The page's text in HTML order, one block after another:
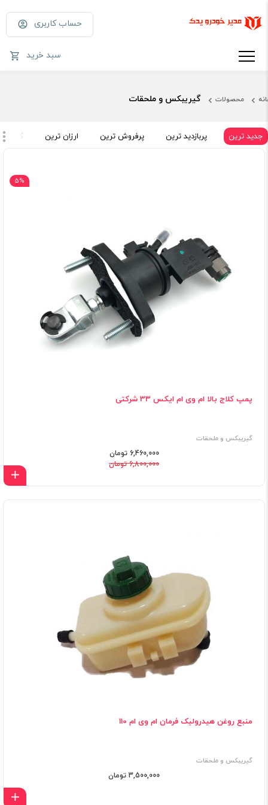
حساب کاربری
سبد خرید
محصولات گیریبکس و ملحقات
جدید ترین پربازدید ترین پرفروش ترین ارزان ترین گران
5%
پمپ کلاج بالا ام وی ام ایکس 33 شرکتی
گیریبکس و ملحقات
6,460,000 تومان
6,800,000 تومان
منبع روغن هیدرولیک فرمان ام وی ام 110
گیریبکس و ملحقات
3,500,000 تومان